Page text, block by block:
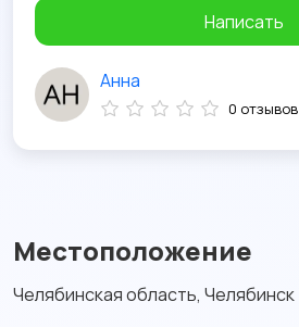
Местоположение
Челябинская область, Челябинск
Написать
Анна
0 отзывов